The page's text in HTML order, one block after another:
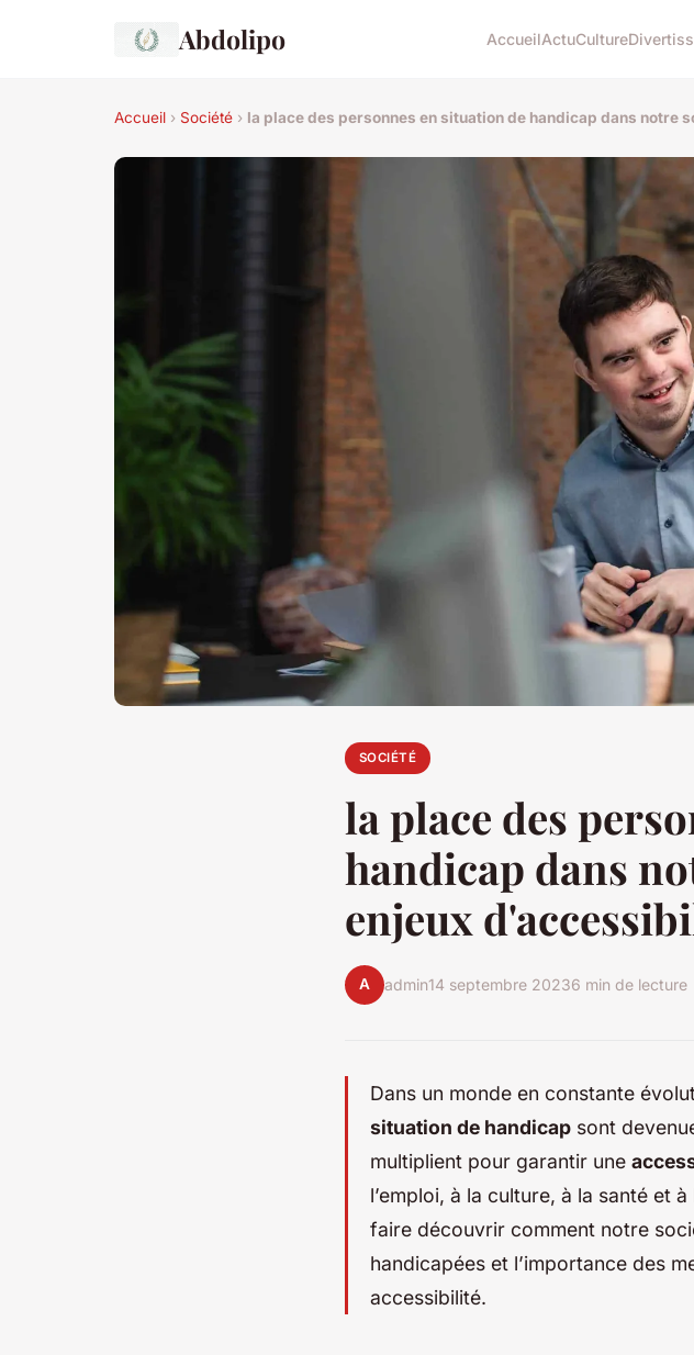
Abdolipo AccueilActuCulture
Accueil › Société › la place des personnes en situation de handicap dans notre
SOCIÉTÉ
la place des
handicap dans
enjeux
A admin14 septembre 20236 min de lecture
Dans un monde en constante
situation de handicap sont
multiplient pour garantir une
l’emploi, à la culture, à la santé et
faire découvrir comment notre
handicapées et l’importance des
accessibilité.